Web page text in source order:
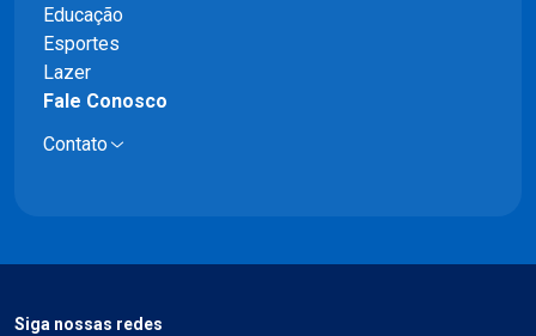
Educação
Esportes
Lazer
Fale Conosco
Contato
Siga nossas redes